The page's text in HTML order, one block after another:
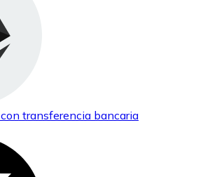
con transferencia bancaria